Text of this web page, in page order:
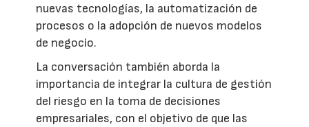
nuevas tecnologías, la automatización de
procesos o la adopción de nuevos modelos
de negocio.
La conversación también aborda la
importancia de integrar la cultura de gestión
del riesgo en la toma de decisiones
empresariales, con el objetivo de que las